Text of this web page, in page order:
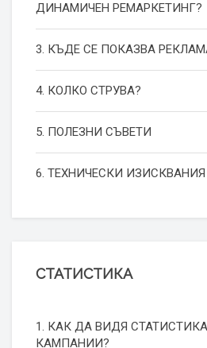
ДИНАМИЧЕН РЕМАРКЕТИНГ?
3. КЪДЕ СЕ ПОКАЗВА
4. КОЛКО СТРУВА?
5. ПОЛЕЗНИ СЪВЕТИ
6. ТЕХНИЧЕСКИ ИЗИСКВАНИЯ
СТАТИСТИКА
1. КАК ДА ВИДЯ
КАМПАНИИ?